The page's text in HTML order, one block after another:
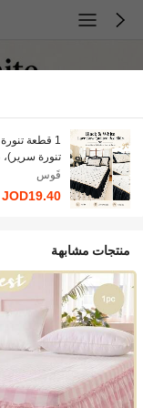
تنورة
النوم وغرفة
قَوس
JOD19.40
منتجات مشابهة